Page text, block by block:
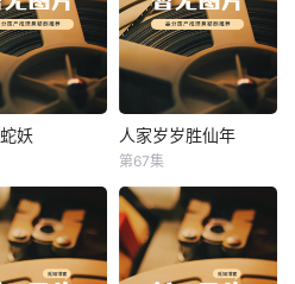
蛇妖
妖 人家岁岁胜仙年
人家岁岁胜仙年
第67集